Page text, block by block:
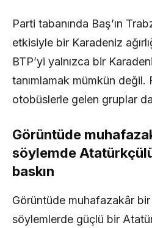
Parti tabanında Baş’ın
etkisiyle bir Karadeniz
BTP’yi yalnızca bir
tanımlamak mümkün değil.
otobüslerle gelen gruplar
Görüntüde
söylemde
baskın
Görüntüde muhafazakâr
söylemlerde güçlü bir